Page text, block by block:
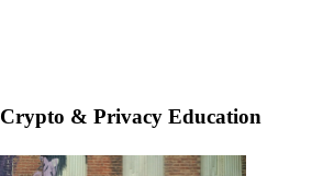
Crypto & Privacy Education